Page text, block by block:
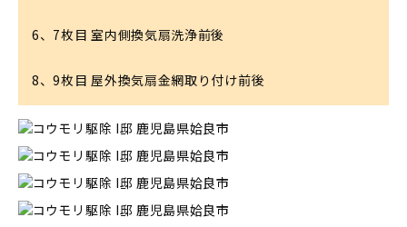
6、7枚目 室内側換気扇洗浄前後
8、9枚目 屋外換気扇金網取り付け前後